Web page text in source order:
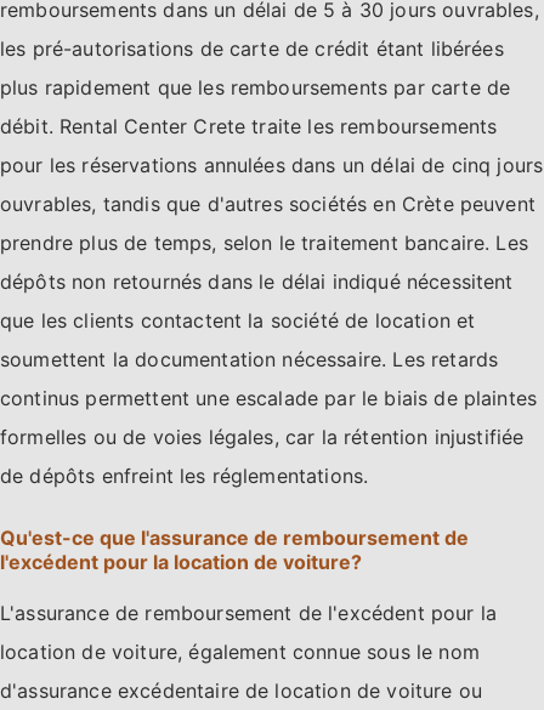
remboursements dans un délai de 5 à 30 jours ouvrables,
les pré-autorisations de carte de crédit étant libérées
plus rapidement que les remboursements par carte de
débit. Rental Center Crete traite les remboursements
pour les réservations annulées dans un délai de cinq jours
ouvrables, tandis que d'autres sociétés en Crète peuvent
prendre plus de temps, selon le traitement bancaire. Les
dépôts non retournés dans le délai indiqué nécessitent
que les clients contactent la société de location et
soumettent la documentation nécessaire. Les retards
continus permettent une escalade par le biais de plaintes
formelles ou de voies légales, car la rétention injustifiée
de dépôts enfreint les réglementations.
Qu'est-ce que l'assurance de remboursement de
l'excédent pour la location de voiture?
L'assurance de remboursement de l'excédent pour la
location de voiture, également connue sous le nom
d'assurance excédentaire de location de voiture ou